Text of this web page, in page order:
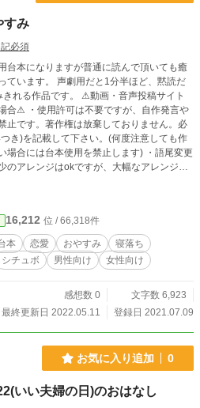
すみ
必須
台本になりますが普通に読んで頂いても癒
だと1分半ほど、黙読だ
す。 ⚠動画・音声投稿サイト
合⚠ ・使用許可は不要ですが、自作発言や
止です。著作権は放棄しておりません。必
き)を記載して下さい。(何度注意しても作
場合には台本使用を禁止します) ・語尾変更
のアレンジはokですが、大幅なアレンジや
ち壊すようなアレンジやエフェクトなどは
。
16,212 位 / 66,318件
本 恋愛 おやすみ
寝落ち
シチュボ 男性向け 女性向け
感想数 0
文字数 6,923
最終更新日 2022.05.11
登録日 2021.07.09
お気に入り追加 0
いい夫婦の日)のおはなし